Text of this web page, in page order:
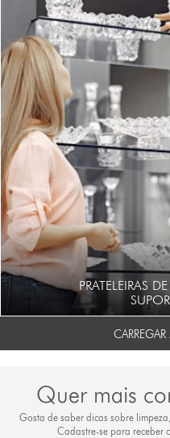
PRATELEIRAS
Quer mais
Gosta de saber dicas sobre
Cadastre-se para receber